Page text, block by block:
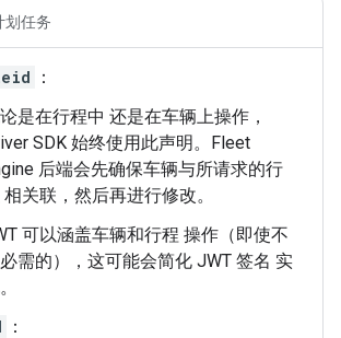
划任务
：
是在行程中 还是在车辆上操作，
SDK 始终使用此声明。Fleet
后端会先确保车辆与所请求的行
相关联，然后再进行修改。
可以涵盖车辆和行程 操作（即使不
需的），这可能会简化 JWT 签名 实
：